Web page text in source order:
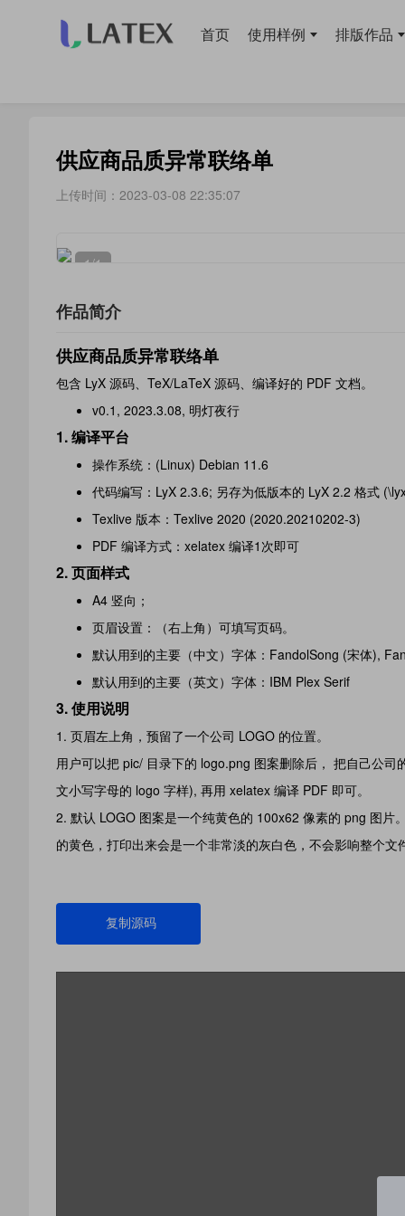
首页 使用样例 排版作品
供应商品质异常联络单
上传时间：2023-03-08 22:35:07
1/1
作品简介
供应商品质异常联络单
包含 LyX 源码、TeX/LaTeX 源码、编译好的 PDF 文档。
v0.1, 2023.3.08, 明灯夜行
1. 编译平台
操作系统：(Linux) Debian 11.6
代码编写：LyX 2.3.6; 另存为低版本的 LyX 2.2 格式
Texlive 版本：Texlive 2020 (2020.20210202-3)
PDF 编译方式：xelatex 编译1次即可
2. 页面样式
A4 竖向；
页眉设置：（右上角）可填写页码。
默认用到的主要（中文）字体：FandolSong (宋体),
默认用到的主要（英文）字体：IBM Plex Serif
3. 使用说明
页眉左上角，预留了一个公司 LOGO 的位置。
用户可以把 pic/ 目录下的 logo.png 图案删除后， 把自己公
文小写字母的 logo 字样), 再用 xelatex 编译 PDF 即可。
默认 LOGO 图案是一个纯黄色的 100x62 像素的 png 图片
的黄色，打印出来会是一个非常淡的灰白色，不会影响整个文
复制源码